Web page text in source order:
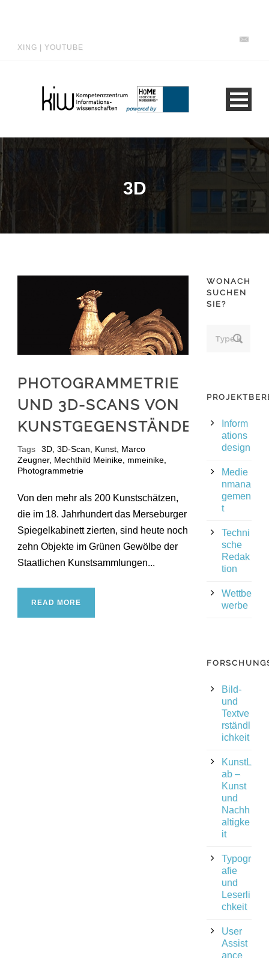
XING YOUTUBE
3D
PHOTOGRAMMETRIE
UND 3D-SCANS VON
KUNSTGEGENSTÄNDEN
Tags 3D 3D-Scan Kunst Marco
Zeugner, Mechthild Meinike mmeinike
Photogrammetrie
Von den mehr als 200 Kunstschätzen,
die im 18. Jahrhundert das Merseburger
Spiegelkabinett zierten, sind heute noch
zehn Objekte im Grünen Gewölbe der
Staatlichen Kunstsammlungen...
READ MORE
WONACH
SUCHEN
SIE?
Inform
ations
design
Medie
nmana
gemen
t
Techni
sche
Redak
tion
Wettbe
werbe
Bild-
und
Textve
rständl
ichkeit
KunstL
ab –
Kunst
und
Nachh
altigke
it
Typogr
afie
und
Leserli
chkeit
User
Assist
ance